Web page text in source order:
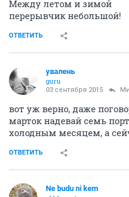
Между летом и зимой
перерывчик небольшой!
ОТВЕТИТЬ
увалень
guru
03 сентября 2015
вот уж верно, даже
марток надевай семь
холодным месяцем, а
ОТВЕТИТЬ
Ne budu ni kem